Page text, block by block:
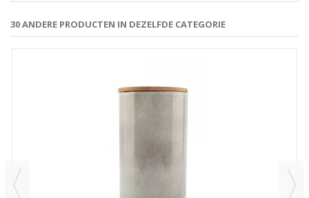
30 ANDERE PRODUCTEN IN DEZELFDE CATEGORIE